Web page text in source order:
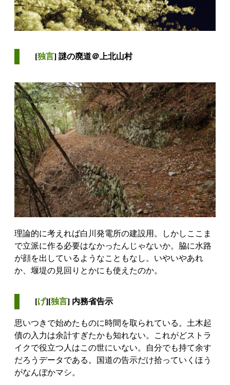
[独言] 謎の廃道＠上北山村
理論的に考えれば白川発電所の建設用。しかしここま
で立派に作る必要はなかったんじゃないか。脇に水路
が顔を出しているようなこともなし。いやいやあれ
か、堰堤の見回りとかにも使えたのか。
[げ][独言] 内務省告示
思いつきで始めたものに時間を取られている。土木起
債の入力は余計すぎたかも知れない。これがどストラ
イクで役立つ人はこの世にいない。自分でも持て余す
だろうデータである。国道の告示だけ拾っていくほう
がなんぼかマシ。